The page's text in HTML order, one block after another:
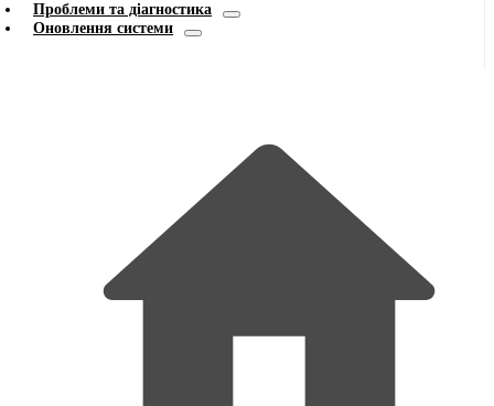
Проблеми та діагностика
Оновлення системи